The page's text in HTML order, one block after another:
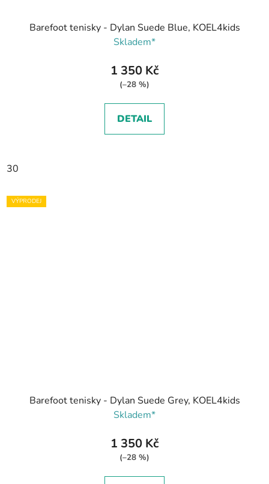
Barefoot tenisky - Dylan Suede Blue, KOEL4kids
Skladem*
1 350 Kč
(–28 %)
DETAIL
30
VÝPRODEJ
Barefoot tenisky - Dylan Suede Grey, KOEL4kids
Skladem*
1 350 Kč
(–28 %)